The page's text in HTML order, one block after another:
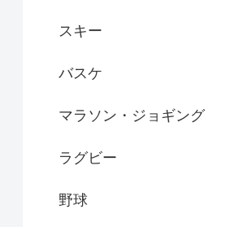
スキー
バスケ
マラソン・ジョギング
ラグビー
野球